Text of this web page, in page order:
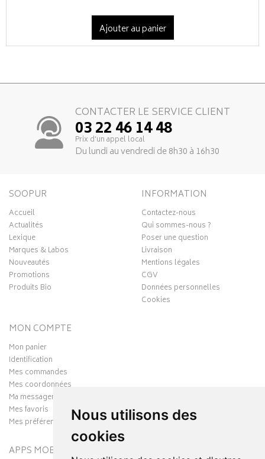
Nous utilisons des
cookies
Ajouter au panier
CONTACTER LE SERVICE CLIENT
03 22 46 14 48
Prix d’un appel local
Du lundi au vendredi de 8h30 à 16h30
SOOPUR
Accueil
Actualités
Lexique
Marques & Labos
Nouveautés
Promotions
Produits Bio
INFORMATION
Contactez-nous
Qui sommes-nous ?
Poser une question
Livraison
Mentions légales
CGV
Données personnelles
Cookies
MON COMPTE
Mon panier
Identification
Mes commandes
Mes coordonnées
Ma messagerie
Mes favoris
Mes préférences Cookies
APPS MOBILES